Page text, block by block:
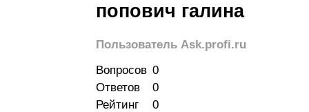
попович галина
Пользователь Ask.profi.ru
Вопросов 0
Ответов
0
Рейтинг
0